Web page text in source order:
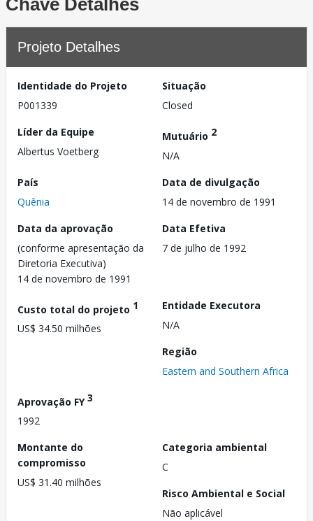
Chave Detalhes
Projeto Detalhes
Identidade do Projeto
P001339
Situação
Closed
Líder da Equipe
Albertus Voetberg
Mutuário 2
N/A
País
Quênia
Data de divulgação
14 de novembro de 1991
Data da aprovação
(conforme apresentação da
Diretoria Executiva)
14 de novembro de 1991
Data Efetiva
7 de julho de 1992
Custo total do projeto 1
US$ 34.50 milhões
Entidade Executora
N/A
Região
Eastern and Southern Africa
Aprovação FY3
1992
Montante do
compromisso
US$ 31.40 milhões
Categoria ambiental
C
Risco Ambiental e Social
Não aplicável